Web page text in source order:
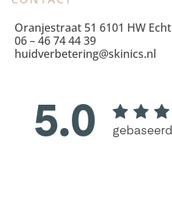
Oranjestraat 51 6101 HW Echt
06 – 46 74 44 39
huidverbetering@skinics.nl